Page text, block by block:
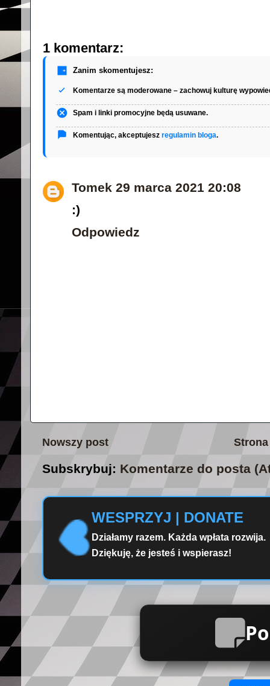
1 komentarz:
Zanim skomentujesz:
Komentarze są moderowane – zachowuj kulturę
Spam i linki promocyjne będą usuwane.
Komentując, akceptujesz regulamin bloga.
Tomek 29 marca 2021 20:08
:)
Odpowiedz
Nowszy post Strona
Subskrybuj: Komentarze do posta
WESPRZYJ | DONATE
Działamy razem. Każda wpłata rozwija.
Dziękuję, że jesteś i wspierasz!